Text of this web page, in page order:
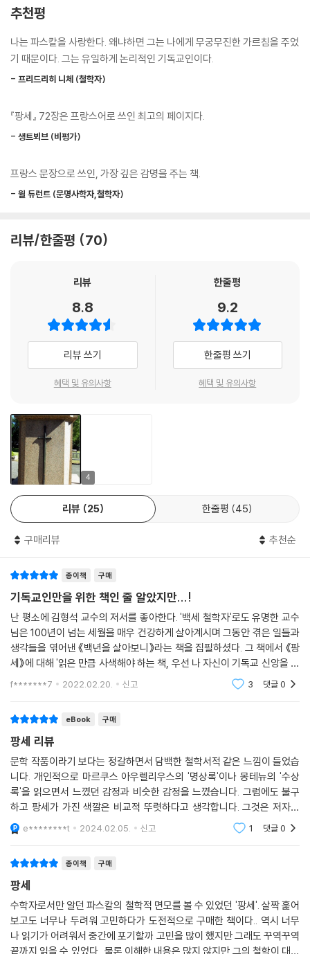
이 관심은 『팡세』의 텍스트에 대한 체계적 연구로 이어졌다. 20세기에 들
어와 몇몇 괄목할 만한 연구들이 파스칼의 텍스트 및 사상에 대한 이해를
전적으로 새롭게 하기에 이르렀다. 오늘날 우리는 적어도 파스칼이 죽을
칼의 참모습을 찾아볼 가능성을 갖게 되었다고 할 수 있다.
이번에 번역한 『팡세』 원본은 라퓌마(L. Lafuma) 판으로서 그것은 최근
까지의 문헌학적 연구 결과에 바탕을 두고 새로이 편찬된 것이기에 우리는
이 묘사한 인간의 모습이란 무엇인가. 그것은 ‘신 없는 인간의 비참’으로 요
즉 인간의 무력, 다시 말하면 희구와 현실 사이의 모순에서 유래하는 무력
에 대하여 변덕, 무한에 대하여 유한에 부딪칠 뿐인 인간은 영원한 극적 분
―「역자의 말」 중에서
파스칼의 생애
1623년 6월 19일, 프랑스 오베르뉴의 클레르몽 페랑에서, 고등 세무원장
인 아버지 에티엔 파스칼과 어머니 앙투아네트 베공 사이에서 태어났다. 3
세 때 어머니를 여의고, 8세 때 가족이 파리로 이주하였다. 12세의 파스칼
터 수학과 기하학을 가르치기 시작하였다. 14세 때부터는 당대 과학자들
의 모임인 메르센 아카데미에 출입하였다. 1940년 17세 때에는 『원추곡
선론』을 발표하고, 2년여에 걸쳐 계산기를 제작하였다. 24세 때에는 ‘진
공’에 관한 실험을 실시하여 그 결과를 『진공에 관한 새 실험』에서 발표하
였다. 이를 계기로 데카르트 및 노엘 신부 등과 일련의 논쟁을 벌인다.
그는 1654년까지 자연과학과 수학, 기하학 등에서 탁월한 연구 성과를 보
였다. 파스칼은 제1차 회심(1646년), 아버지 에티엔의 죽음(1651년), 사
이후 기독교의 원리 탐구와 인간과 신에 대한 사색에 전념한다. 1655년에
는 포르루아얄 데 샹에 체류하면서, 철학과 종교에 관한 대화를 드 사시와
주고받는다. 이때 『그리스도의 생애 약전』과 『기하학적 정신』을 쓴 것으로
추정한다.
1656년부터 장세니스트들에 대한 예수회의 비난이 점차 격화되자 『한 지
방인에게 보내는 편지』(일명 『프로뱅시알』)이라는 글을 통해 장세니스트
들을 변론하는 데 앞장을 선다. 1658년부터는 기독교를 반대하는 이들에
이 현저하게 악화되었고, 1662년 8월 19일 지병이 악화되어 39세를 일기
로 생을 마친다. 1670년에는 파스칼의 유고 출판이 성사되어, 그의 조카
에티엔 페리에가 서문을 쓴 『종교 및 기타 주제에 관한 파스칼의 사상』(『팡
세』 초판본)이 출간되었다.
추천평
나는 파스칼을 사랑한다. 왜냐하면 그는 나에게 무궁무진한 가르침을 주었
기 때문이다. 그는 유일하게 논리적인 기독교인이다.
- 프리드리히 니체 (철학자)
『팡세』 72장은 프랑스어로 쓰인 최고의 페이지다.
- 생트뵈브 (비평가)
프랑스 문장으로 쓰인, 가장 깊은 감명을 주는 책.
- 윌 듀런트 (문명사학자,철학자)
리뷰/한줄평 70
리뷰
8.8
리뷰 쓰기
혜택 및 유의사항
한줄평
9.2
한줄평 쓰기
혜택 및 유의사항
4
리뷰 25 한줄평 45
구매리뷰 추천순
종이책 구매
기독교인만을 위한 책인 줄 알았지만...!
난 평소에 김형석 교수의 저서를 좋아한다. '백세 철학자'로도 유명한 교수
님은 100년이 넘는 세월을 매우 건강하게 살아계시며 그동안 겪은 일들과
생각들을 엮어낸 《백년을 살아보니》라는 책을 집필하셨다. 그 책에서 《팡
세》에 대해 '읽은 만큼 사색해야 하는 책, 우선 나 자신이 기독교 신앙을 지
켜 왔다는 점, 그리고 파스칼이 너무나 감동적인 신앙의 체험을 거쳤다는
f*******7 2022.02.20. 신고 3 댓글0
eBook 구매
팡세 리뷰
문학 작품이라기 보다는 정갈하면서 담백한 철학서적 같은 느낌이 들었습
니다. 개인적으로 마르쿠스 아우렐리우스의 '명상록'이나 몽테뉴의 '수상
록'을 읽으면서 느꼈던 감정과 비슷한 감정을 느꼈습니다. 그럼에도 불구
하고 팡세가 가진 색깔은 비교적 뚜렷하다고 생각합니다. 그것은 저자인
파스칼이 인간에 대한 관심과 사유를 종합하여 심도있게 기록한 책이라고
생각합니다. 특히
e********t 2024.02.05. 신고 1 댓글0
종이책 구매
팡세
수학자로서만 알던 파스칼의 철학적 면모를 볼 수 있었던 '팡세'. 살짝 훑어
보고도 너무나 두려워 고민하다가 도전적으로 구매한 책이다.. 역시 너무
나 읽기가 어려워서 중간에 포기할까 고민을 많이 했지만 그래도 꾸역꾸역
끝까지 읽을 수 있었다.. 물론 이해한 내용은 많지 않지만 그의 철학이 대단